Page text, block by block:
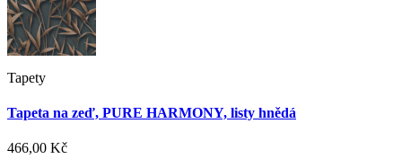
Tapety
Tapeta na zeď, PURE HARMONY, listy hnědá
466,00 Kč